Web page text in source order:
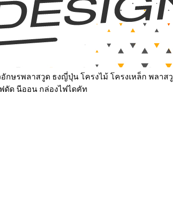
ษรพลาสวูด ธงญี่ปุ่น โครงไม้ โครงเหล็ก พลาสวู
ดัด นีออน กล่องไฟไดคัท